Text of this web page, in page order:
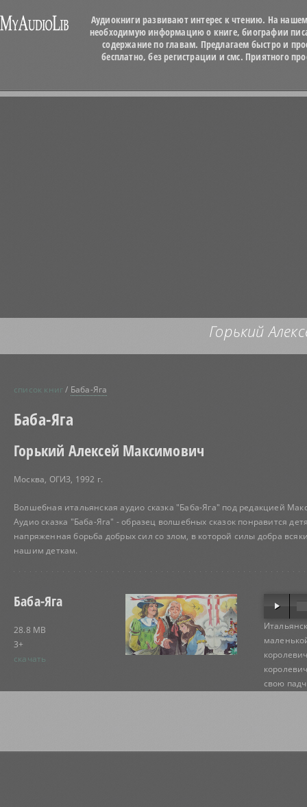
Аудиокниги развивают интерес к чтению. На
необходимую информацию о книге, биографии
содержание по главам. Предлагаем быстро и
бесплатно, без регистрации и смс. Приятного
Горький
список книг/ Баба-Яга
Баба-Яга
Горький Алексей Максимович
Москва, ОГИЗ, 1992 г.
Волшебная итальянская аудио сказка "Баба-Яга" под редакцией
Аудио сказка "Баба-Яга" - образец волшебных сказок понравится
напряженная борьба добрых сил со злом, в которой силы добра
нашим деткам.
Баба-Яга
28.8 MB
3+
скачать
свою